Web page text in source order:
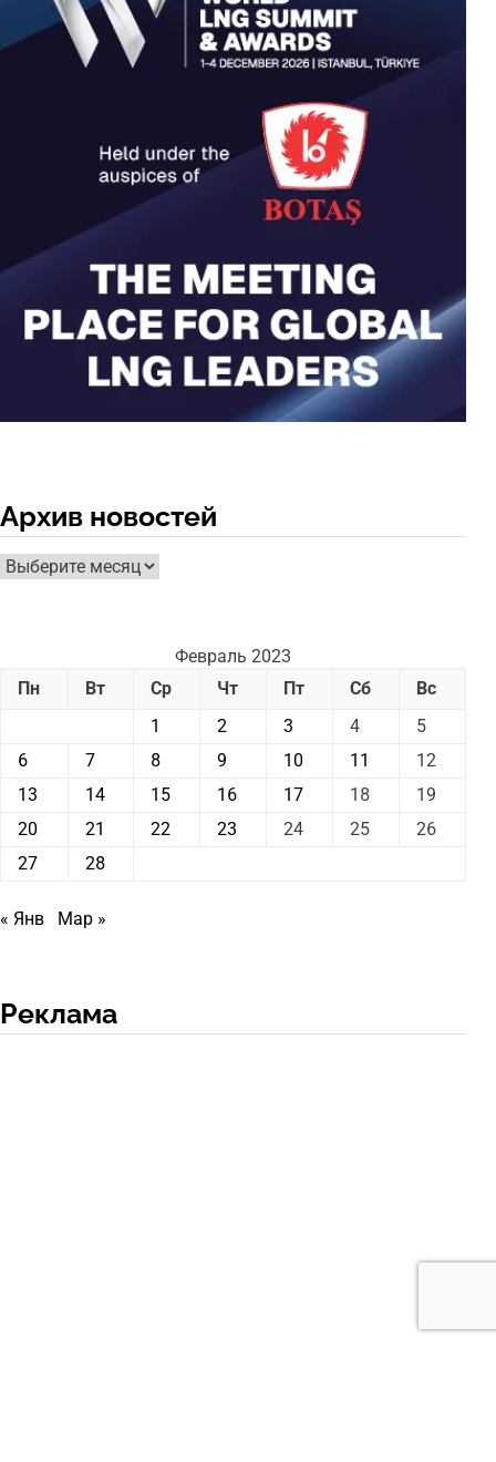
Архив новостей
Архив
новостей
Февраль 2023
Пн
Вт Ср Чт Пт Сб
Вс
1
2 3 4
5
6
7 8 9 10 11
12
13
14 15 16 17 18
19
20
21 22 23 24 25
26
27
28
« Янв Мар »
Реклама